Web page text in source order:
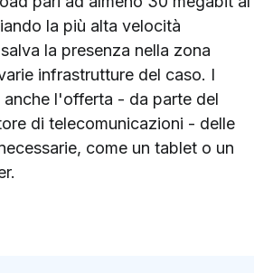
la più alta velocità
la presenza nella zona
infrastrutture del caso. I
l'offerta - da parte del
di telecomunicazioni - delle
come un tablet o un